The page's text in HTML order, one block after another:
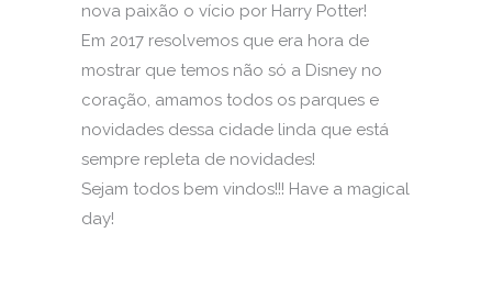
nova paixão o vício por Harry Potter!
Em 2017 resolvemos que era hora de
mostrar que temos não só a Disney no
coração, amamos todos os parques e
novidades dessa cidade linda que está
sempre repleta de novidades!
Sejam todos bem vindos!!! Have a magical
day!